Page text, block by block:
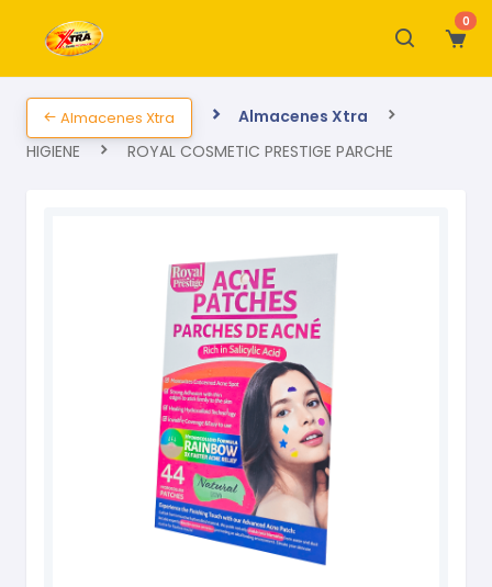
0
Almacenes Xtra
Almacenes Xtra
HIGIENE
ROYAL COSMETIC PRESTIGE PARCHE